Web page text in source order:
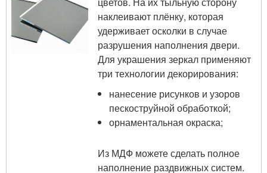
наклеивают плёнку, которая
удерживает осколки в случае
разрушения наполнения двери.
Для украшения зеркал применяют
три технологии декорирования:
нанесение рисунков и узоров
пескоструйной обработкой;
орнаментальная окраска;
Из МДФ можете сделать полное
наполнение раздвижных систем.